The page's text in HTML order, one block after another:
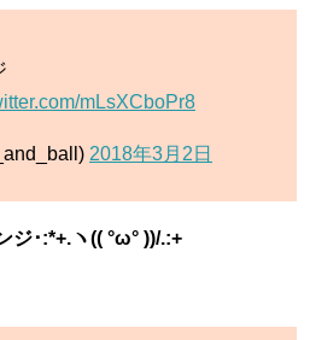
mLsXCboPr8
2018年3月2日
ジ･:*+.ヽ(( °ω° ))/.:+